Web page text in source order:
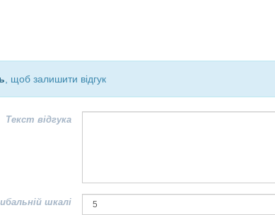
, щоб залишити відгук
Текст відгука
шкалі